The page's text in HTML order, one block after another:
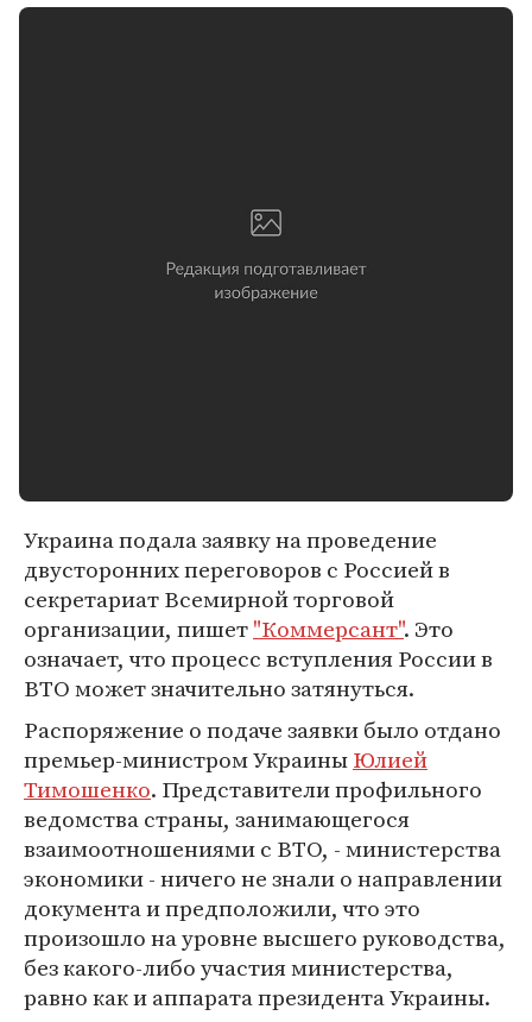
Украина подала заявку на проведение
двусторонних переговоров с Россией в
секретариат Всемирной торговой
организации, пишет"Коммерсант". Это
означает, что процесс вступления России в
ВТО может значительно затянуться.
Распоряжение о подаче заявки было отдано
премьер-министром УкраиныЮлией
Тимошенко. Представители профильного
ведомства страны, занимающегося
взаимоотношениями с ВТО, - министерства
экономики - ничего не знали о направлении
документа и предположили, что это
произошло на уровне высшего руководства,
без какого-либо участия министерства,
равно как и аппарата президента Украины.